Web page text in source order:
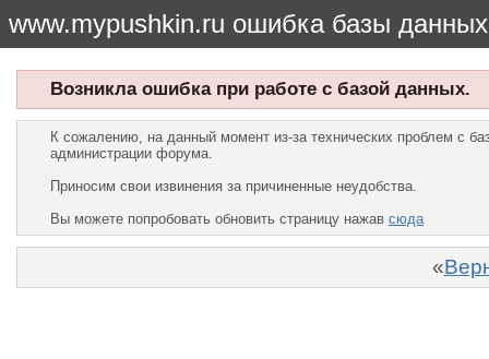
www.mypushkin.ru ошибка базы данных
Возникла ошибка при работе с базой данных.
К сожалению, на данный момент из-за технических проблем с
администрации форума.
Приносим свои извинения за причиненные неудобства.
Вы можете попробовать обновить страницу нажав сюда
«